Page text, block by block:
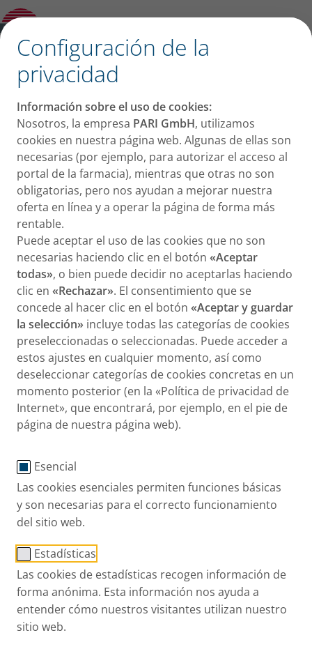
Configuración de la
privacidad
Información sobre el uso de cookies:
Nosotros, la empresa PARI GmbH, utilizamos
cookies en nuestra página web. Algunas de ellas son
necesarias (por ejemplo, para autorizar el acceso al
portal de la farmacia), mientras que otras no son
obligatorias, pero nos ayudan a mejorar nuestra
oferta en línea y a operar la página de forma más
rentable.
Puede aceptar el uso de las cookies que no son
necesarias haciendo clic en el botón «Aceptar
todas», o bien puede decidir no aceptarlas haciendo
clic en «Rechazar». El consentimiento que se
concede al hacer clic en el botón «Aceptar y guardar
la selección» incluye todas las categorías de cookies
preseleccionadas o seleccionadas. Puede acceder a
estos ajustes en cualquier momento, así como
deseleccionar categorías de cookies concretas en un
momento posterior (en la «Política de privacidad de
Internet», que encontrará, por ejemplo, en el pie de
página de nuestra página web).
Esencial
Las cookies esenciales permiten funciones básicas
y son necesarias para el correcto funcionamiento
del sitio web.
Estadísticas
Las cookies de estadísticas recogen información de
forma anónima. Esta información nos ayuda a
entender cómo nuestros visitantes utilizan nuestro
sitio web.
Vantobra® 170 mg
Vantobra
Descripción del producto
Vantobra®
Tobramicina
Solución para inhalación por nebulizador
Información del producto